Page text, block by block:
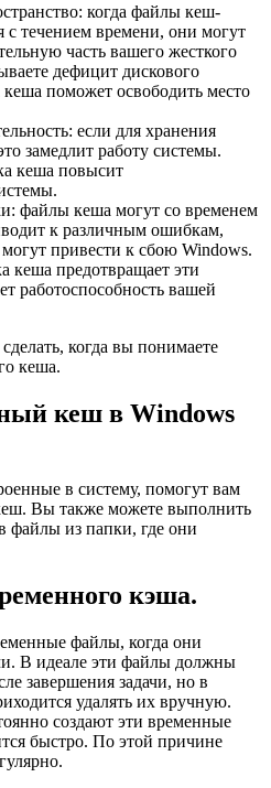
когда файлы кеш-
с течением времени, они могут
часть вашего жесткого
дефицит дискового
кеша поможет освободить место
если для хранения
замедлит работу системы.
кеша повысит
файлы кеша могут со временем
к различным ошибкам,
привести к сбою Windows.
кеша предотвращает эти
работоспособность вашей
когда вы понимаете
кеша.
кеш в Windows
в систему, помогут вам
Вы также можете выполнить
файлы из папки, где они
кэша.
файлы, когда они
В идеале эти файлы должны
завершения задачи, но в
удалять их вручную.
создают эти временные
быстро. По этой причине